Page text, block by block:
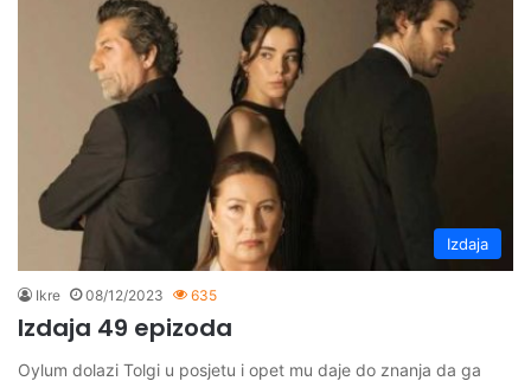
Izdaja
Ikre 08/12/2023 635
Izdaja 49 epizoda
Oylum dolazi Tolgi u posjetu i opet mu daje do znanja da ga